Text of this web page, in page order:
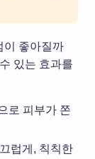
이 좋아질까
있는 효과를
로 피부가 쫀
럽게, 칙칙한